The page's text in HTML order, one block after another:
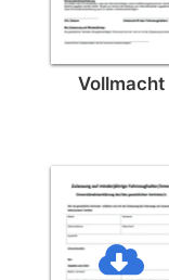
Vollmacht